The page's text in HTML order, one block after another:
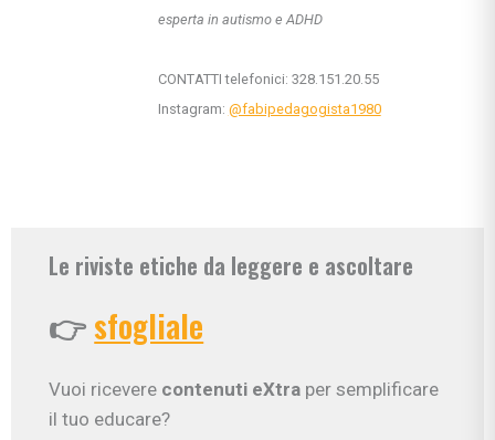
esperta in autismo e ADHD
CONTATTI telefonici: 328.151.20.55
Instagram: @fabipedagogista1980
Le riviste etiche da leggere e ascoltare
👉sfogliale
Vuoi ricevere contenuti eXtra per semplificare
il tuo educare?